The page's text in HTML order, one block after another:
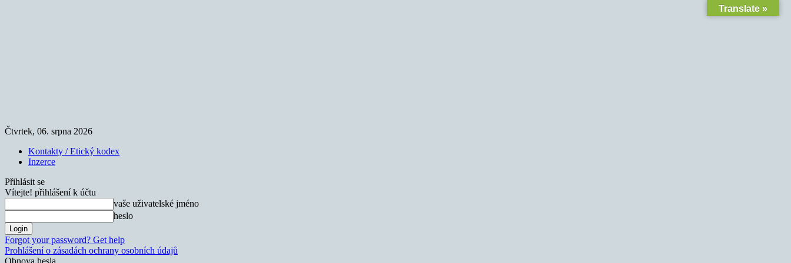
Čtvrtek, 06. srpna 2026
Kontakty / Etický kodex
Inzerce
Přihlásit se
Vítejte! přihlášení k účtu
vaše uživatelské jméno
heslo
Forgot your password? Get help
Prohlášení o zásadách ochrany osobních údajů
Obnova hesla
Translate »